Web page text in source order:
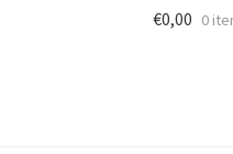
€0,00 0